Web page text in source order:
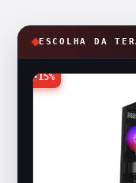
ESCOLHA DA
-15%